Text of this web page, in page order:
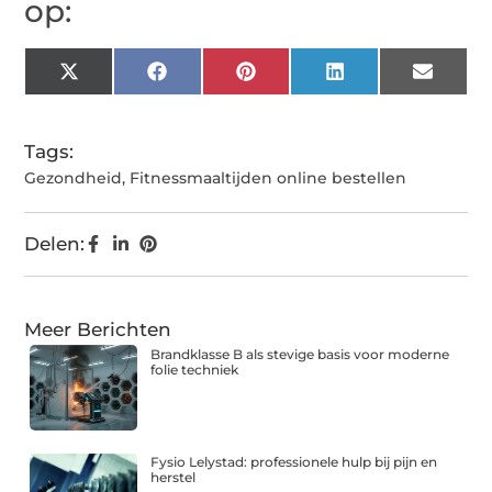
op:
X
(Twitter)
FacebookPinterestLinkedIn Email
Tags:
Gezondheid, Fitnessmaaltijden online bestellen
Delen:
Meer Berichten
Brandklasse B als stevige basis voor moderne
folie techniek
Fysio Lelystad: professionele hulp bij pijn en
herstel